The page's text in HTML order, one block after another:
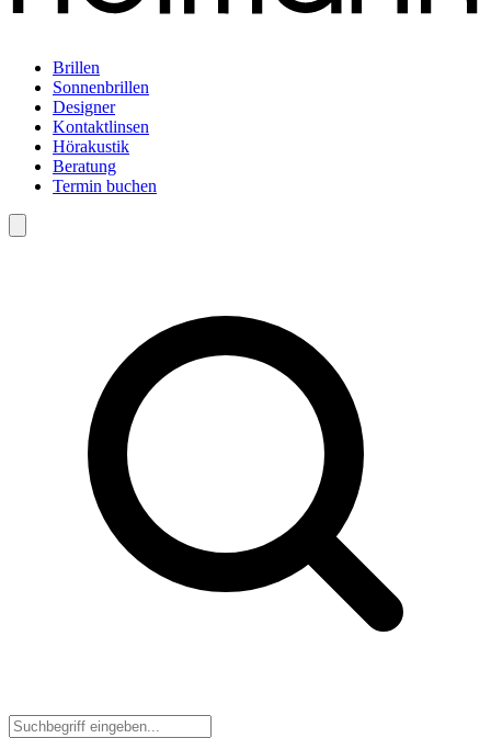
Brillen
Sonnenbrillen
Designer
Kontaktlinsen
Hörakustik
Beratung
Termin buchen